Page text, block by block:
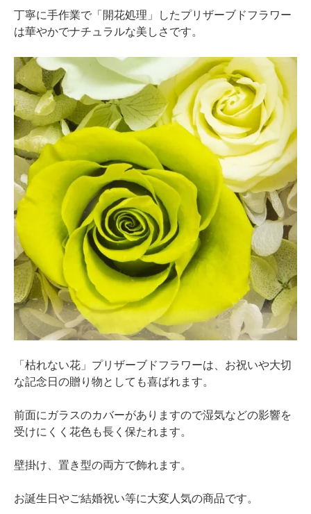
丁寧に手作業で「開花処理」したプリザーブドフラワー
は華やかでナチュラルな美しさです。
「枯れない花」プリザーブドフラワーは、お祝いや大切
な記念日の贈り物としても喜ばれます。
前面にガラスのカバーがありますので湿気などの影響を
受けにくく花色も長く保たれます。
壁掛け、置き型の両方で飾れます。
お誕生日やご結婚祝い等に大変人気の商品です。